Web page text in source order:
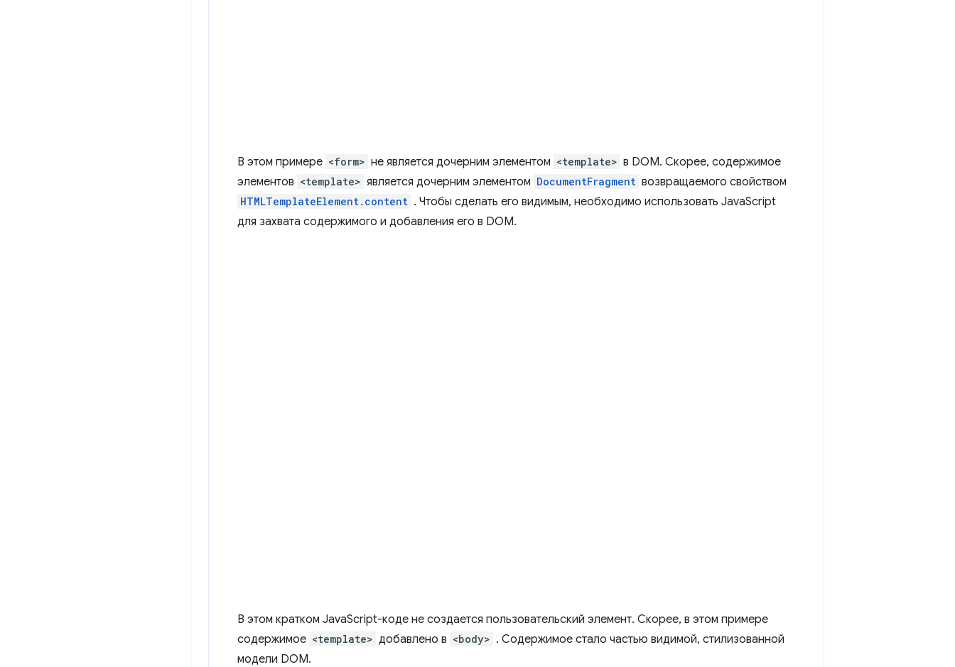
В этом примере <form> не является дочерним элементом <template> в DOM. Скорее, содержимое
элементов <template> является дочерним элементом DocumentFragment возвращаемого свойством
HTMLTemplateElement.content . Чтобы сделать его видимым, необходимо использовать JavaScript
для захвата содержимого и добавления его в DOM.
В этом кратком JavaScript-коде не создается пользовательский элемент. Скорее, в этом примере
содержимое <template> добавлено в <body> . Содержимое стало частью видимой, стилизованной
модели DOM.